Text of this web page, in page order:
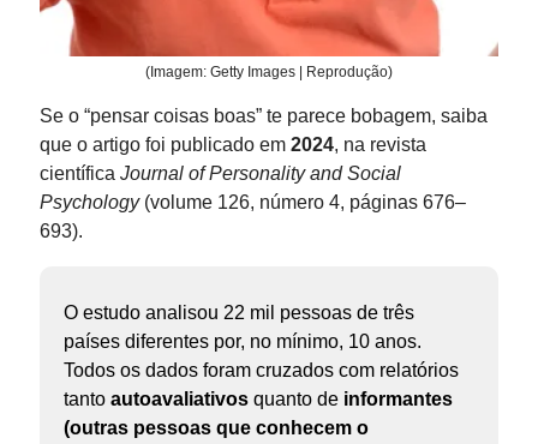
(Imagem: Getty Images | Reprodução)
Se o “pensar coisas boas” te parece bobagem, saiba
que o artigo foi publicado em 2024, na revista
científica Journal of Personality and Social
Psychology(volume 126, número 4, páginas 676–
693).
O estudo analisou 22 mil pessoas de três
países diferentes por, no mínimo, 10 anos.
Todos os dados foram cruzados com relatórios
tanto autoavaliativos quanto de informantes
(outras pessoas que conhecem o